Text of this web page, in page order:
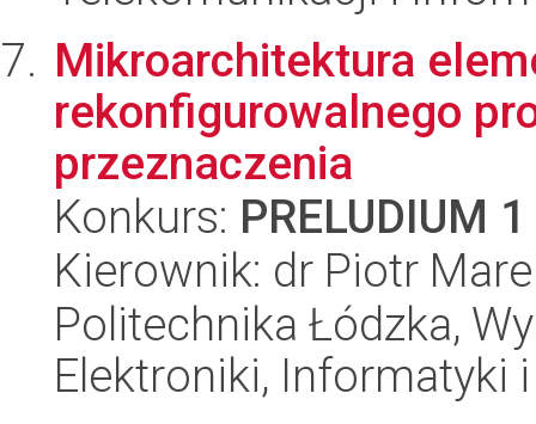
Mikroarchitektura
rekonfigurowalnego
przeznaczenia
Konkurs: PRELUDIUM 1
Kierownik: dr Piotr
Politechnika Łódzka,
Elektroniki, Informatyki